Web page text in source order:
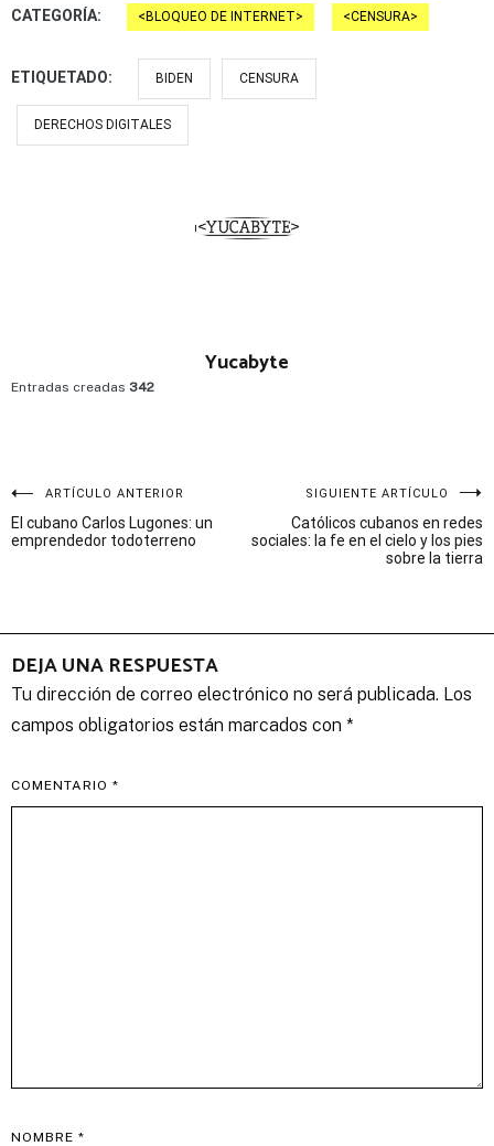
CATEGORÍA: BLOQUEO DE INTERNET CENSURA
ETIQUETADO: BIDEN CENSURA
DERECHOS DIGITALES
Yucabyte
Entradas creadas 342
Navegación
de
ARTÍCULO ANTERIOR
El cubano Carlos Lugones: un
emprendedor todoterreno
SIGUIENTE ARTÍCULO
Católicos cubanos en redes
sociales: la fe en el cielo y los pies
sobre la tierra
DEJA UNA RESPUESTA
Tu dirección de correo electrónico no será publicada. Los
campos obligatorios están marcados con *
COMENTARIO *
NOMBRE *